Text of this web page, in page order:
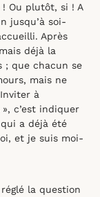
Ou plutôt, si ! A
jusqu’à soi-
Après
déjà la
; que chacun se
mais ne
à
c’est indiquer
a déjà été
et je suis moi-
la question